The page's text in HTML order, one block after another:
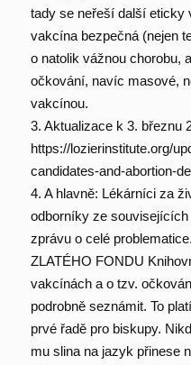
tady se neřeší další eticky
vakcína bezpečná (nejen
o natolik vážnou chorobu,
očkování, navíc masové,
vakcínou.
3. Aktualizace k 3. březnu
https://lozierinstitute.org/
candidates-and-abortion-
4. A hlavně: Lékárníci za
odborníky ze souvisejících
zprávu o celé
ZLATÉHO FONDU
vakcínách a o tzv.
podrobně seznámit. To
prvé řadě pro biskupy.
mu slina na jazyk přinese